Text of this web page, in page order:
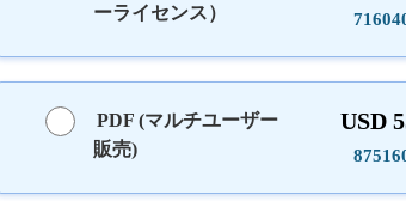
ーライセンス）
PDF (マルチユーザー
販売)
USD